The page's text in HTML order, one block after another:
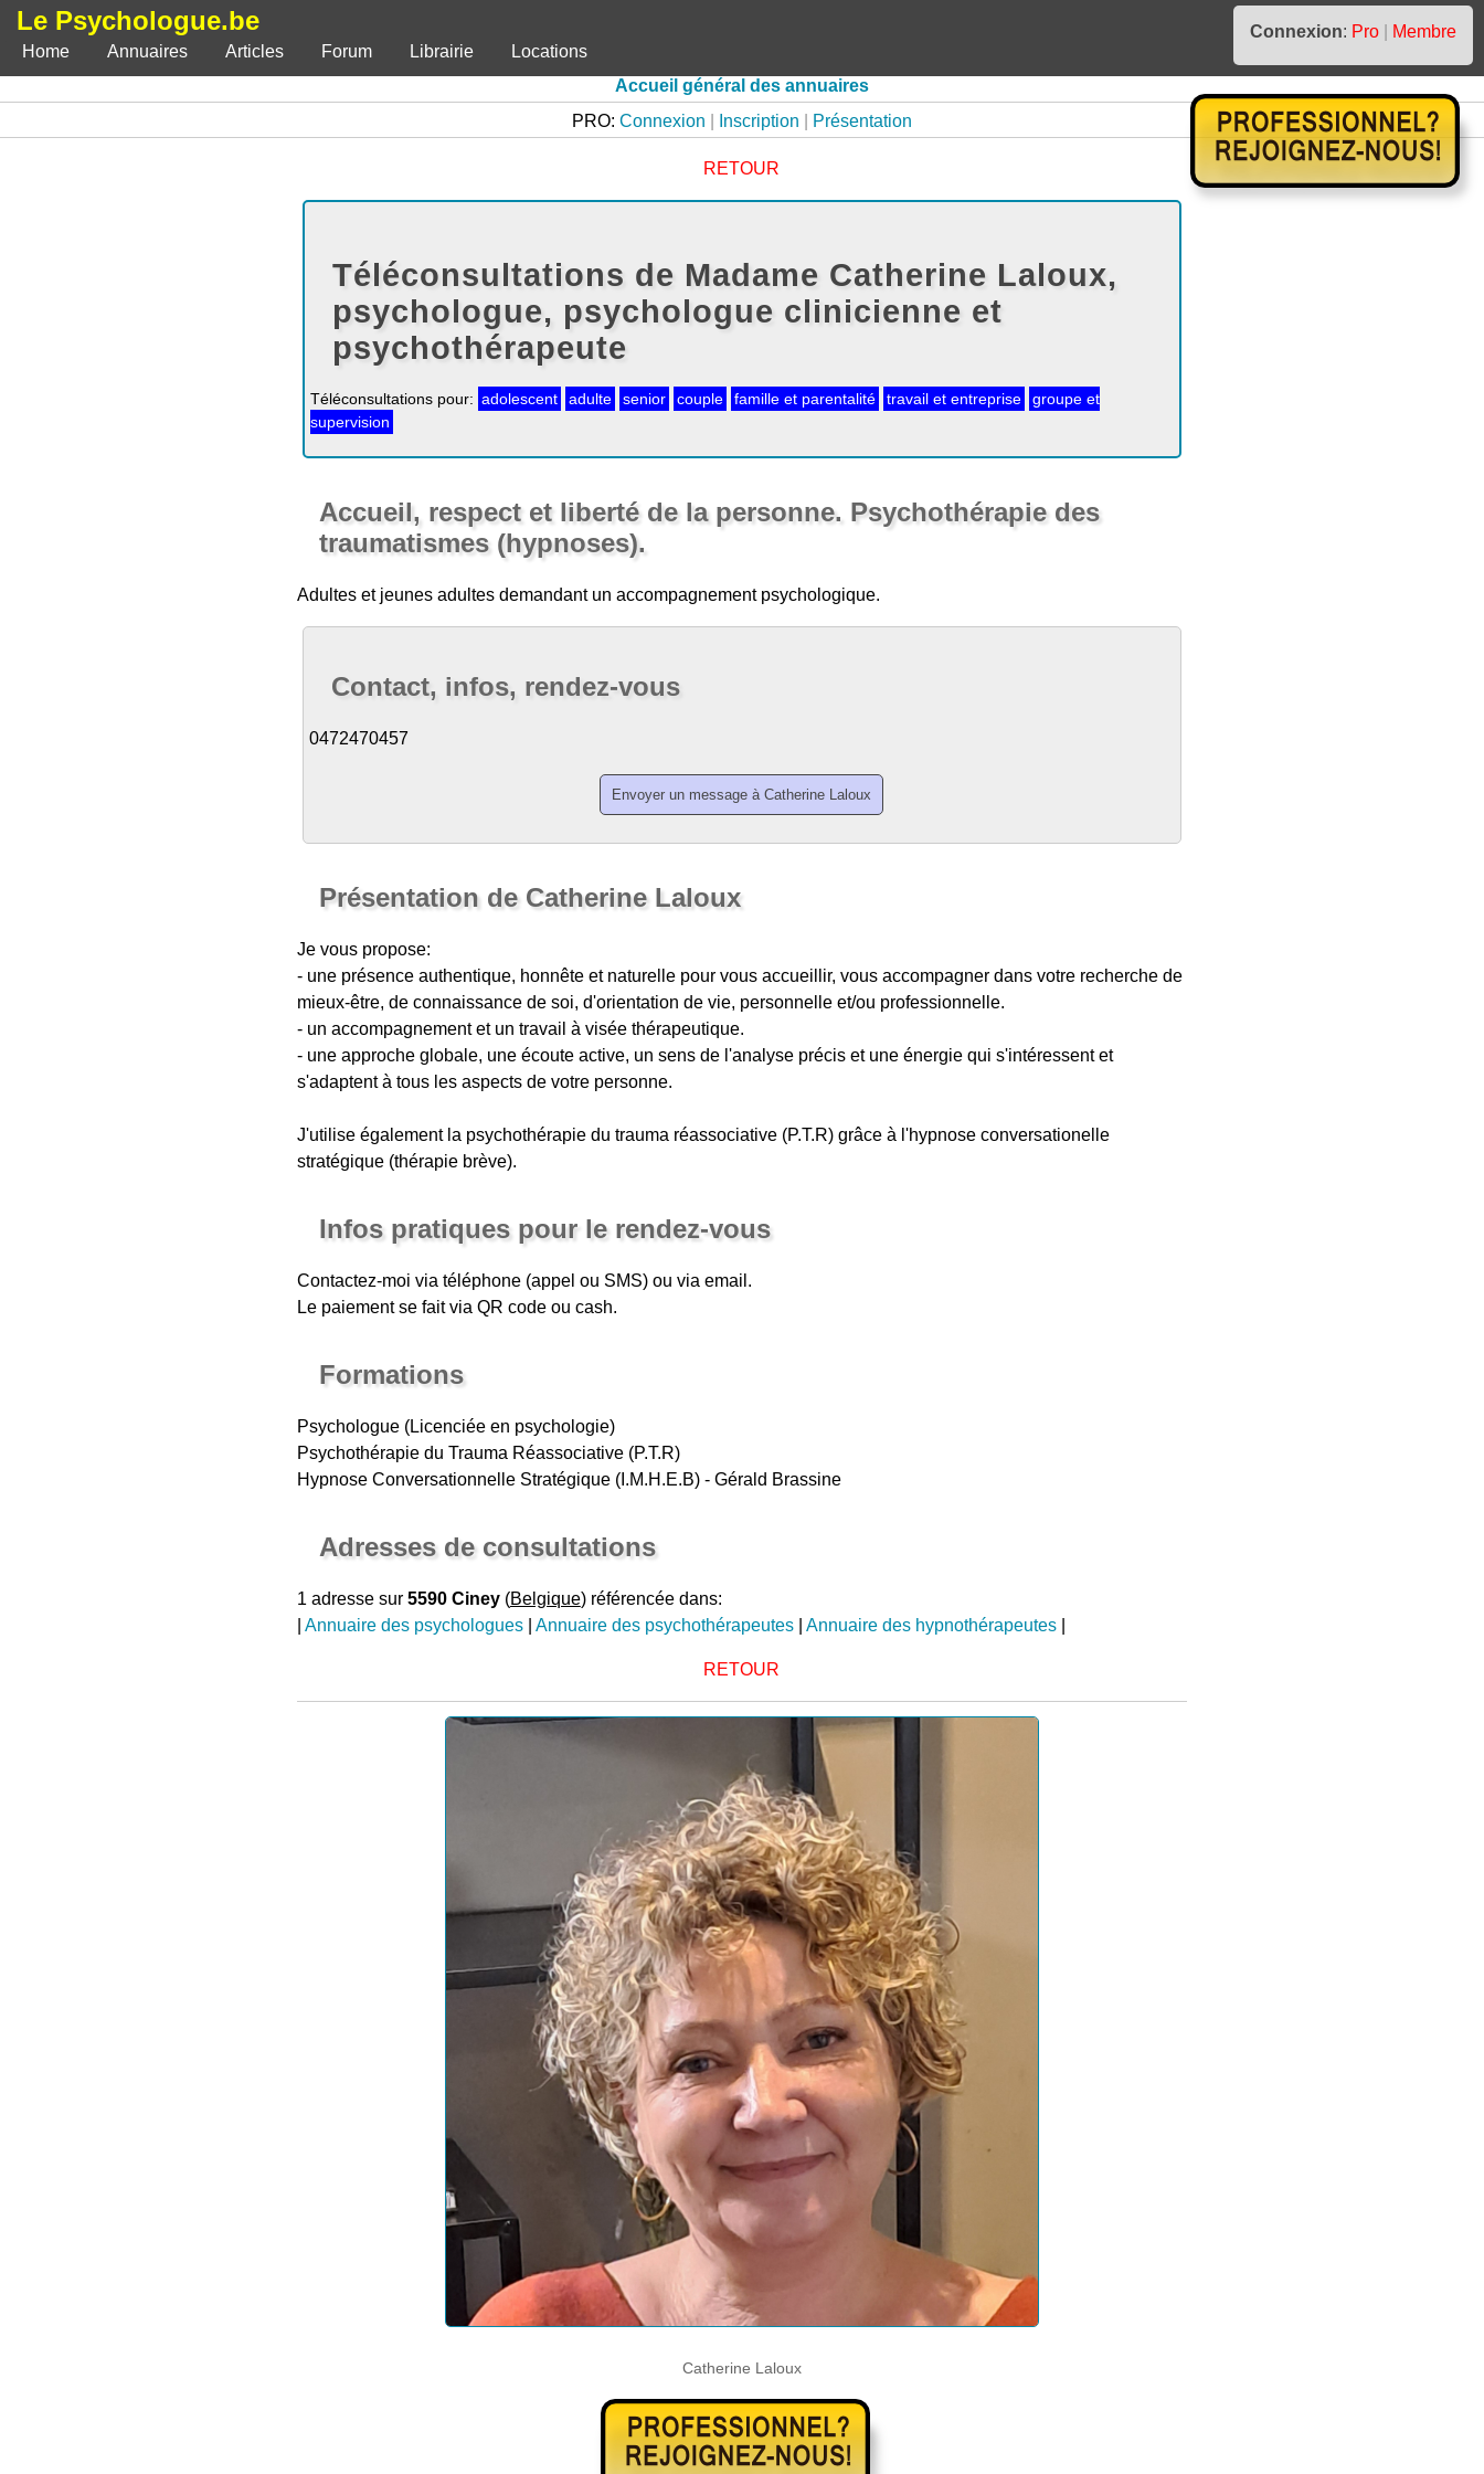
Le Psychologue.be Connexion: Pro
Membre
Home
Annuaires Articles Forum Librairie
Locations
Accueil général des annuaires
PRO: Connexion Inscription Présentation
RETOUR
Téléconsultations de Madame Catherine Laloux,
psychologue, psychologue clinicienne et
psychothérapeute
Téléconsultations pour: adolescent adulte senior couple famille et parentalité travail et entreprise
groupe et
supervision
Accueil, respect et liberté de la personne. Psychothérapie des
traumatismes (hypnoses).
Adultes et jeunes adultes demandant un accompagnement psychologique.
Contact, infos, rendez-vous
0472470457
Présentation de Catherine Laloux
Je vous propose:
- une présence authentique, honnête et naturelle pour vous accueillir, vous accompagner dans votre recherche de
mieux-être, de connaissance de soi, d'orientation de vie, personnelle et/ou professionnelle.
- un accompagnement et un travail à visée thérapeutique.
- une approche globale, une écoute active, un sens de l'analyse précis et une énergie qui s'intéressent et
s'adaptent à tous les aspects de votre personne.
J'utilise également la psychothérapie du trauma réassociative (P.T.R) grâce à l'hypnose conversationelle
stratégique (thérapie brève).
Infos pratiques pour le rendez-vous
Contactez-moi via téléphone (appel ou SMS) ou via email.
Le paiement se fait via QR code ou cash.
Formations
Psychologue (Licenciée en psychologie)
Psychothérapie du Trauma Réassociative (P.T.R)
Hypnose Conversationnelle Stratégique (I.M.H.E.B) - Gérald Brassine
Adresses de consultations
1 adresse sur 5590 Ciney(Belgique) référencée dans:
Annuaire des psychologues| Annuaire des psychothérapeutes| Annuaire des hypnothérapeutes|
RETOUR
Catherine Laloux